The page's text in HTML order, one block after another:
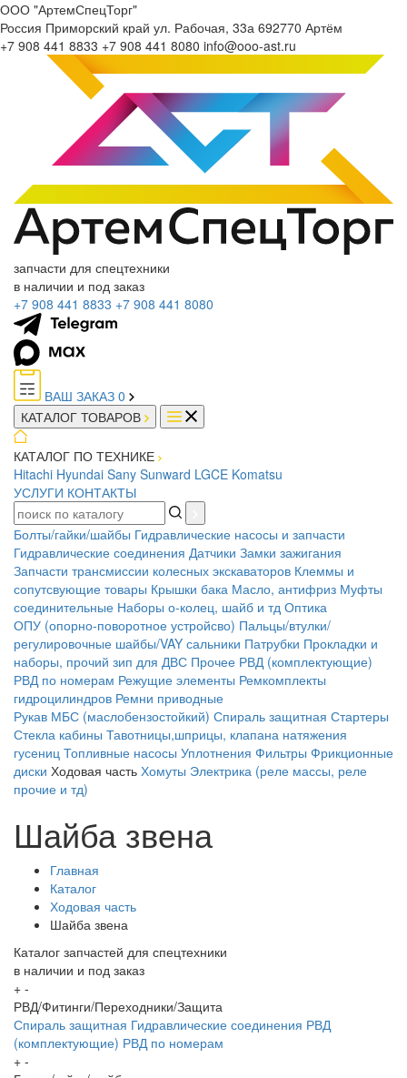
ООО "АртемСпецТорг"
Россия Приморский край ул. Рабочая, 33а 692770 Артём
+7 908 441 8833 +7 908 441 8080 info@ooo-ast.ru
запчасти для спецтехники
в наличии и под заказ
+7 908 441 8833 +7 908 441 8080
ВАШ ЗАКАЗ 0
КАТАЛОГ ТОВАРОВ
КАТАЛОГ ПО ТЕХНИКЕ
Hitachi Hyundai Sany Sunward LGCE Komatsu
УСЛУГИ КОНТАКТЫ
Болты/гайки/шайбы Гидравлические насосы и запчасти
Гидравлические соединения Датчики Замки зажигания
Запчасти трансмиссии колесных экскаваторов Клеммы и
сопутсвующие товары Крышки бака Масло, антифриз Муфты
соединительные Наборы о-колец, шайб и тд Оптика
ОПУ (опорно-поворотное устройсво) Пальцы/втулки/
регулировочные шайбы/VAY сальники Патрубки Прокладки и
наборы, прочий зип для ДВС Прочее РВД (комплектующие)
РВД по номерам Режущие элементы Ремкомплекты
гидроцилиндров Ремни приводные
Рукав МБС (маслобензостойкий) Спираль защитная Стартеры
Стекла кабины Тавотницы,шприцы, клапана натяжения
гусениц Топливные насосы Уплотнения Фильтры Фрикционные
диски Ходовая часть Хомуты Электрика (реле массы, реле
прочие и тд)
Шайба звена
Главная
Каталог
Ходовая часть
Шайба звена
Каталог запчастей для спецтехники
в наличии и под заказ
+ -
РВД/Фитинги/Переходники/Защита
Спираль защитная Гидравлические соединения РВД
(комплектующие) РВД по номерам
+ -